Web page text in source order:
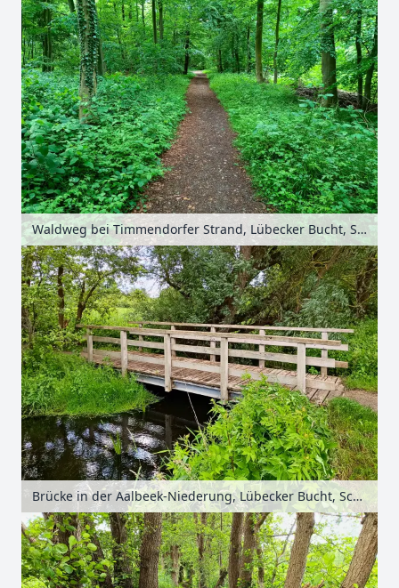
Waldweg bei Timmendorfer Strand, Lübecker Bucht, Schleswig-Holstein, Deutschland
Brücke in der Aalbeek-Niederung, Lübecker Bucht, Schleswig-Holstein, Deutschland